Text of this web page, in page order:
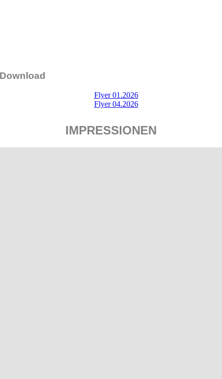
Download
Flyer 01.2026
Flyer 04.2026
IMPRESSIONEN